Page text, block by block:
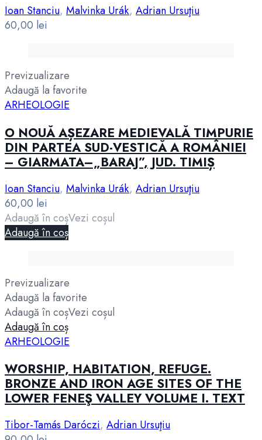
Ioan Stanciu, Malvinka Urák, Adrian Ursuţiu
60,00 lei
Previzualizare
Adaugă la favorite
ARHEOLOGIE
O NOUĂ AȘEZARE MEDIEVALĂ TIMPURIE
DIN PARTEA SUD-VESTICĂ A ROMÂNIEI
– GIARMATA–„BARAJ”, JUD. TIMIȘ
Ioan Stanciu, Malvinka Urák, Adrian Ursuţiu
60,00 lei
Adaugă în coșVezi coșul
Adaugă în coș
Previzualizare
Adaugă la favorite
Adaugă în coșVezi coșul
Adaugă în coș
ARHEOLOGIE
WORSHIP, HABITATION, REFUGE.
BRONZE AND IRON AGE SITES OF THE
LOWER FENEŞ VALLEY VOLUME I. TEXT
Tibor-Tamás Daróczi, Adrian Ursuţiu